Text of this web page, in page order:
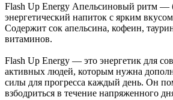
Flash Up Energy Апельсиновый ритм —
энергетический напиток с ярким
Содержит сок апельсина, кофеин,
витаминов.
Flash Up Energy — это энергетик для
активных людей, которым нужна
силы для прогресса каждый день. Он
взбодриться в течение напряженного